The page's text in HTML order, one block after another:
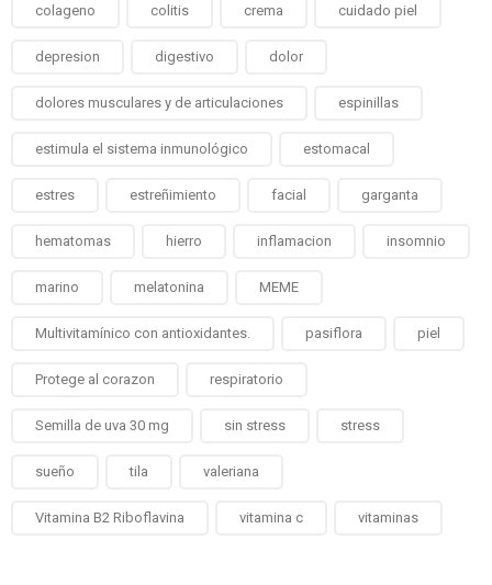
colageno colitis crema cuidado piel
depresion digestivo dolor
dolores musculares y de articulaciones espinillas
estimula el sistema inmunológico estomacal
estres estreñimiento facial garganta
hematomas hierro inflamacion insomnio
marino melatonina MEME
Multivitamínico con antioxidantes. pasiflora piel
Protege al corazon respiratorio
Semilla de uva 30 mg sin stress stress
sueño tila valeriana
Vitamina B2 Riboflavina vitamina c vitaminas